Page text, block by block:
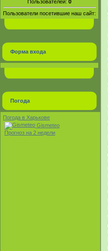
Пользователей: 0
Пользователи посетившие наш сайт:
Форма входа
Погода
Погода в Харькове
Gismeteo
Прогноз на 2 недели